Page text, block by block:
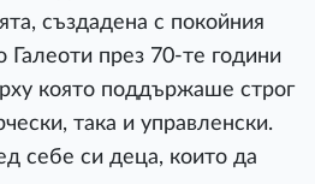
създадена с покойния
през 70-те години
която поддържаше строг
така и управленски.
себе си деца, които да